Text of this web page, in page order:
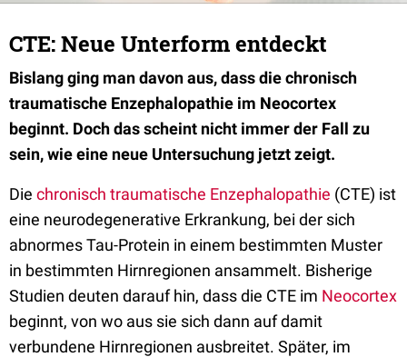
CTE: Neue Unterform entdeckt
Bislang ging man davon aus, dass die chronisch
traumatische Enzephalopathie im Neocortex
beginnt. Doch das scheint nicht immer der Fall zu
sein, wie eine neue Untersuchung jetzt zeigt.
Die chronisch traumatische Enzephalopathie (CTE) ist
eine neurodegenerative Erkrankung, bei der sich
abnormes Tau-Protein in einem bestimmten Muster
in bestimmten Hirnregionen ansammelt. Bisherige
Studien deuten darauf hin, dass die CTE im Neocortex
beginnt, von wo aus sie sich dann auf damit
verbundene Hirnregionen ausbreitet. Später, im